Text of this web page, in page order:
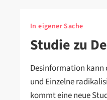
In eigener Sache
Studie zu
Desinformation kann
und Einzelne
kommt eine neue